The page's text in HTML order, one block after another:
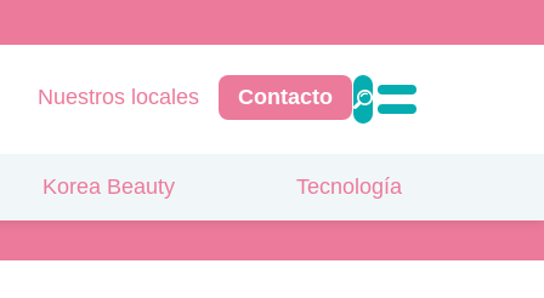
Nuestros locales Contacto
Korea Beauty Tecnología